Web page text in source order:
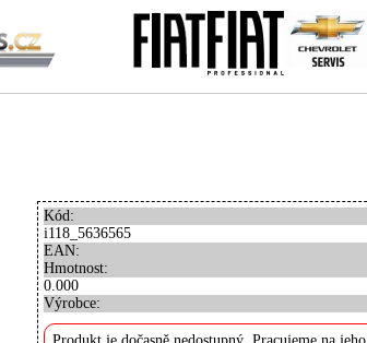
Kód:
i118_5636565
EAN:
Hmotnost:
0.000
Výrobce: